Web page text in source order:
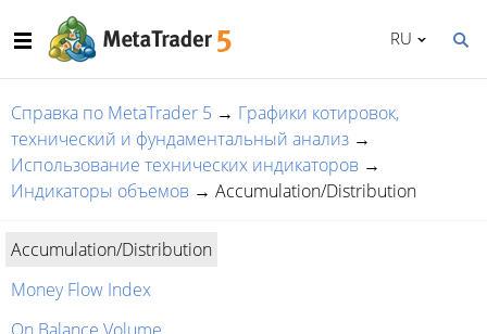
RU
Справка по MetaTrader 5 → Графики котировок,
технический и фундаментальный анализ →
Использование технических индикаторов →
Индикаторы объемов → Accumulation/Distribution
Accumulation/Distribution
Money Flow Index